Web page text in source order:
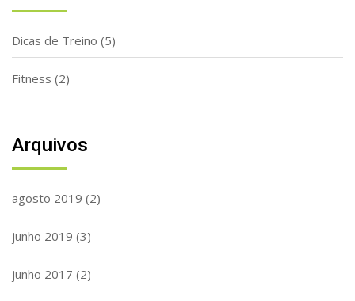
Dicas de Treino (5)
Fitness (2)
Arquivos
agosto 2019 (2)
junho 2019 (3)
junho 2017 (2)